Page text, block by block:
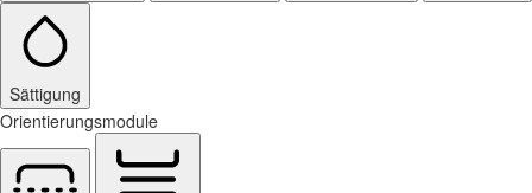
Sättigung
Orientierungsmodule